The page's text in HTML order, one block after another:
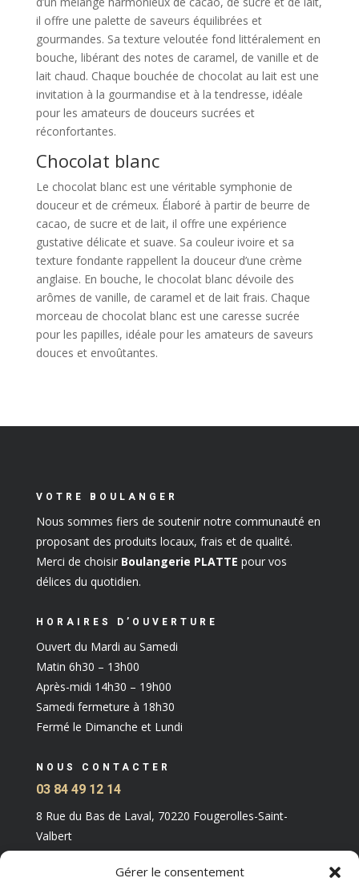
Gérer le consentement
il offre une palette de saveurs équilibrées et
gourmandes. Sa texture veloutée fond littéralement en
bouche, libérant des notes de caramel, de vanille et de
lait chaud. Chaque bouchée de chocolat au lait est une
invitation à la gourmandise et à la tendresse, idéale
pour les amateurs de douceurs sucrées et
réconfortantes.
Chocolat blanc
Le chocolat blanc est une véritable symphonie de
douceur et de crémeux. Élaboré à partir de beurre de
cacao, de sucre et de lait, il offre une expérience
gustative délicate et suave. Sa couleur ivoire et sa
texture fondante rappellent la douceur d’une crème
anglaise. En bouche, le chocolat blanc dévoile des
arômes de vanille, de caramel et de lait frais. Chaque
morceau de chocolat blanc est une caresse sucrée
pour les papilles, idéale pour les amateurs de saveurs
douces et envoûtantes.
VOTRE BOULANGER
Nous sommes fiers de soutenir notre communauté en
proposant des produits locaux, frais et de qualité.
Merci de choisir Boulangerie PLATTE pour vos
délices du quotidien.
HORAIRES D’OUVERTURE
Ouvert du Mardi au Samedi
Matin 6h30 – 13h00
Après-midi 14h30 – 19h00
Samedi fermeture à 18h30
Fermé le Dimanche et Lundi
NOUS CONTACTER
03 84 49 12 14
8 Rue du Bas de Laval, 70220 Fougerolles-Saint-
Valbert